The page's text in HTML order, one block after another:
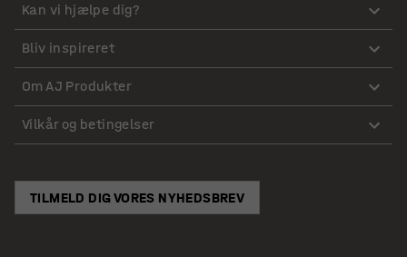
Kan vi hjælpe dig?
Bliv inspireret
Om AJ Produkter
Vilkår og betingelser
TILMELD DIG VORES NYHEDSBREV